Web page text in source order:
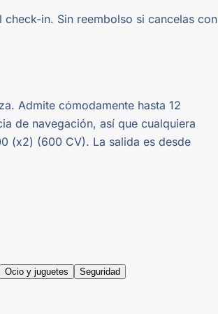
in. Sin reembolso si cancelas con
Admite cómodamente hasta 12
de navegación, así que cualquiera
(x2) (600 CV). La salida es desde
Ocio y juguetes Seguridad